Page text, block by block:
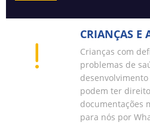
CRIANÇAS E
Crianças com
problemas de
podem ter direito
documentações
para nós por